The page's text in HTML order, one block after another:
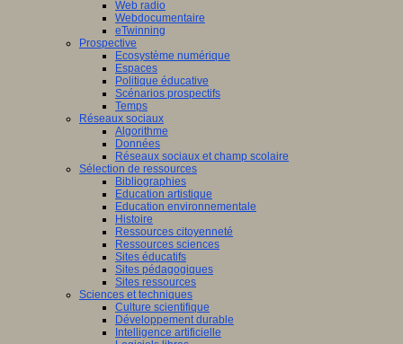
Web radio
Webdocumentaire
eTwinning
Prospective
Ecosystème numérique
Espaces
Politique éducative
Scénarios prospectifs
Temps
Réseaux sociaux
Algorithme
Données
Réseaux sociaux et champ scolaire
Sélection de ressources
Bibliographies
Education artistique
Education environnementale
Histoire
Ressources citoyenneté
Ressources sciences
Sites éducatifs
Sites pédagogiques
Sites ressources
Sciences et techniques
Culture scientifique
Développement durable
Intelligence artificielle